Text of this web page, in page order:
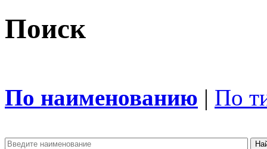
Поиск
По наименованию | По